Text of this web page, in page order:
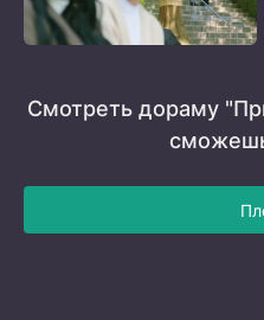
Смотреть дораму